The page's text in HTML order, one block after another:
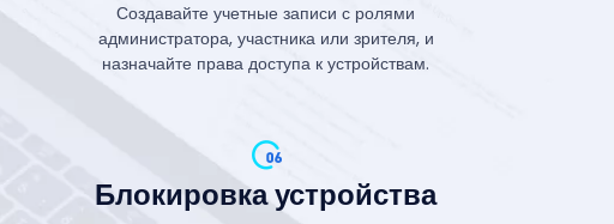
Создавайте учетные записи с ролями
администратора, участника или зрителя, и
назначайте права доступа к устройствам.
Блокировка устройства